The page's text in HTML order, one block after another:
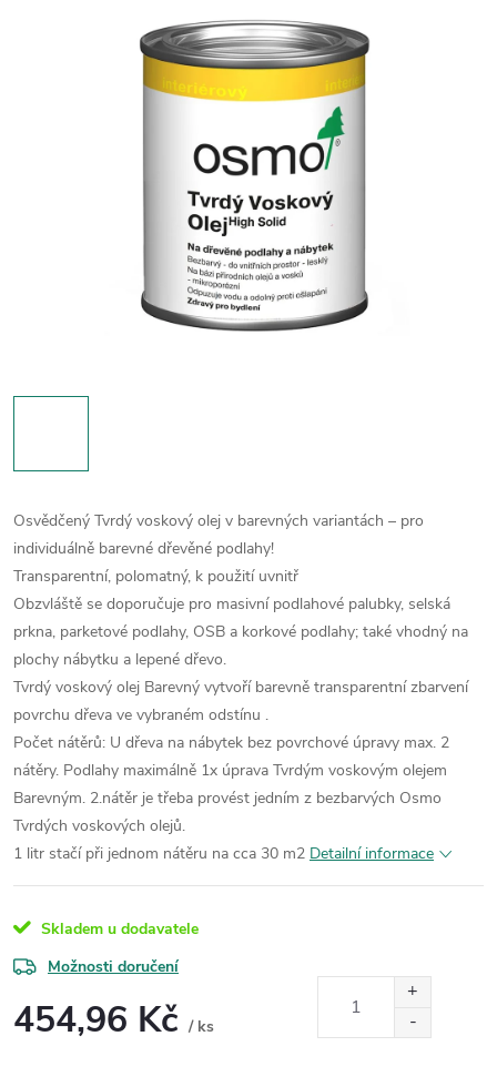
Osvědčený Tvrdý voskový olej v barevných variantách – pro
individuálně barevné dřevěné podlahy!
Transparentní, polomatný, k použití uvnitř
Obzvláště se doporučuje pro masivní podlahové palubky, selská
prkna, parketové podlahy, OSB a korkové podlahy; také vhodný na
plochy nábytku a lepené dřevo.
Tvrdý voskový olej Barevný vytvoří barevně transparentní zbarvení
povrchu dřeva ve vybraném odstínu .
Počet nátěrů: U dřeva na nábytek bez povrchové úpravy max. 2
nátěry. Podlahy maximálně 1x úprava Tvrdým voskovým olejem
Barevným. 2.nátěr je třeba provést jedním z bezbarvých Osmo
Tvrdých voskových olejů.
1 litr stačí při jednom nátěru na cca 30 m2 Detailní informace
Skladem u dodavatele
Možnosti doručení
454,96 Kč / ks